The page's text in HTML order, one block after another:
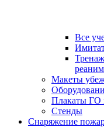
Все
Макеты
Плакаты ГО
Стенды
Снаряжение